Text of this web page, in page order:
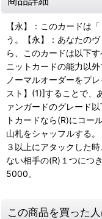
【永】：このカードは
う。【永】：あなたの
ら、このカードは以下
ニットカードの能力以
ノーマルオーダーをプ
スト】(1)]することで、
ァンガードのグレード
トカードなら(R)にコー
山札をシャッフルする
３以上にアタックした
ない相手の(R)１つにつ
5000。
この商品を買った